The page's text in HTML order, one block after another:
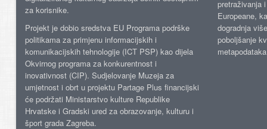
za korisnike.
Projekt je dobio sredstva EU Programa podrške
politikama za primjenu informacijskih i
komunikacijskih tehnologije (ICT PSP) kao dijela
Okvirnog programa za konkurentnost i
inovativnost (CIP). Sudjelovanje Muzeja za
umjetnost i obrt u projektu Partage Plus financijski
će podržati Ministarstvo kulture Republike
Hrvatske i Gradski ured za obrazovanje, kulturu i
šport grada Zagreba.
pretraživanja
Europeane,
dogradnja
poboljšanje